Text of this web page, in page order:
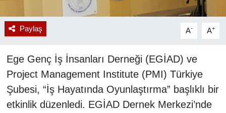
Paylaş A- A+
Ege Genç İş İnsanları Derneği (EGİAD) ve
Project Management Institute (PMI) Türkiye
Şubesi, “İş Hayatında Oyunlaştırma” başlıklı bir
etkinlik düzenledi. EGİAD Dernek Merkezi’nde